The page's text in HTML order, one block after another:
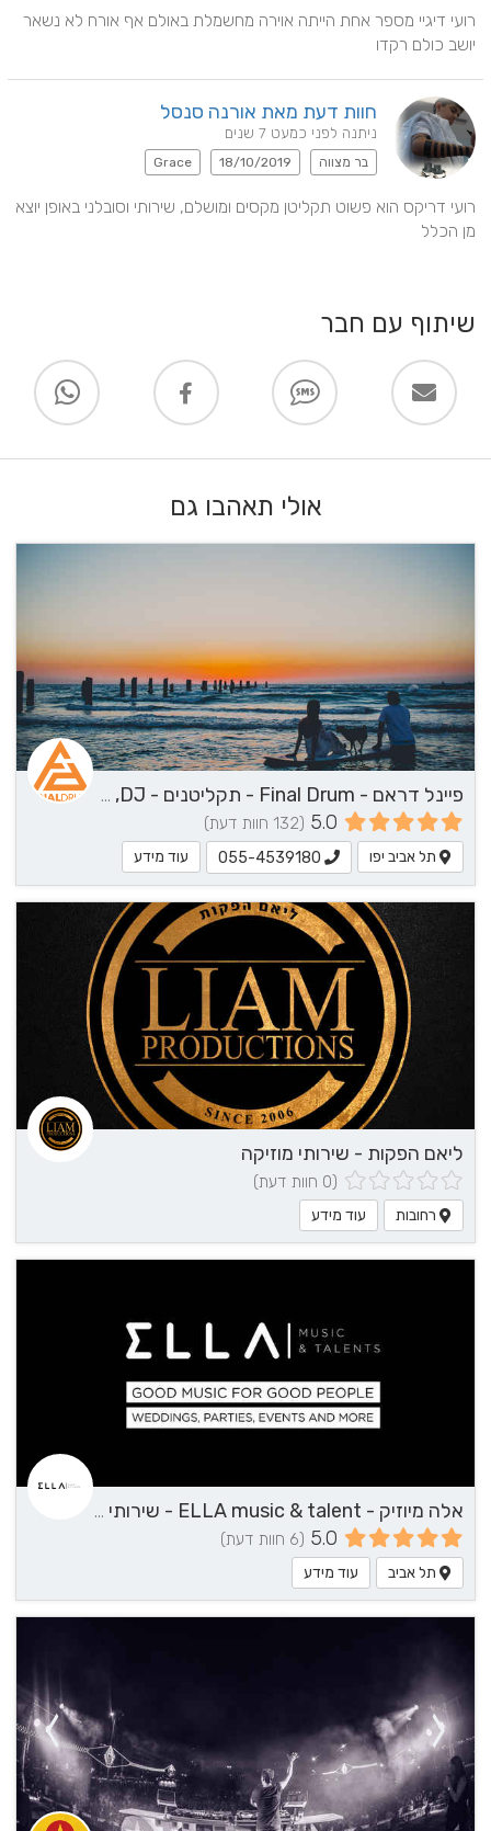
יושב כולם רקדו
חוות דעת מאת אורנה סנסל
ניתנה לפני כמעט 7 שנים
בר מצווה 18/10/2019
Grace
מן הכלל
שיתוף עם חבר
אולי תאהבו גם
פיינל דראם - Final Drum - תקליטנים - DJ, נגן / הרכב מוזיקלי, שירותי מוזיקה
5.0 (132 חוות דעת)
תל אביב יפו 055-4539180 עוד מידע
ליאם הפקות - שירותי מוזיקה
(0 חוות דעת)
רחובות עוד מידע
אלה מיוזיק - ELLA music & talent - שירותי מוזיקה
5.0 (6 חוות דעת)
תל אביב עוד מידע